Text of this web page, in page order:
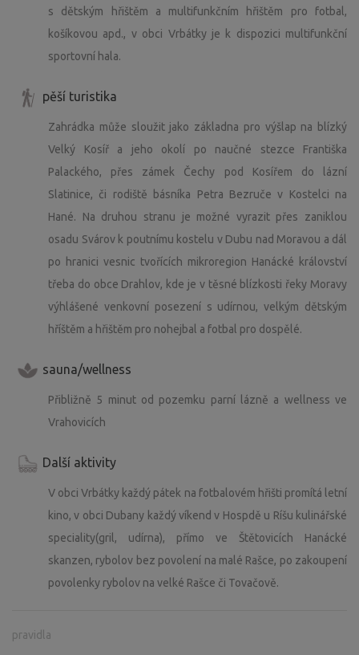
s dětským hřištěm a multifunkčním hřištěm pro fotbal,
košíkovou apd., v obci Vrbátky je k dispozici multifunkční
sportovní hala.
pěší turistika
Zahrádka může sloužit jako základna pro výšlap na blízký
Velký Kosíř a jeho okolí po naučné stezce Františka
Palackého, přes zámek Čechy pod Kosířem do lázní
Slatinice, či rodiště básníka Petra Bezruče v Kostelci na
Hané. Na druhou stranu je možné vyrazit přes zaniklou
osadu Svárov k poutnímu kostelu v Dubu nad Moravou a dál
po hranici vesnic tvořících mikroregion Hanácké království
třeba do obce Drahlov, kde je v těsné blízkosti řeky Moravy
výhlášené venkovní posezení s udírnou, velkým dětským
hříštěm a hřištěm pro nohejbal a fotbal pro dospělé.
sauna/wellness
Přibližně 5 minut od pozemku parní lázně a wellness ve
Vrahovicích
Další aktivity
V obci Vrbátky každý pátek na fotbalovém hřišti promítá letní
kino, v obci Dubany každý víkend v Hospdě u Ríšu kulinářské
speciality(gril, udírna), přímo ve Štětovicích Hanácké
skanzen, rybolov bez povolení na malé Rašce, po zakoupení
povolenky rybolov na velké Rašce či Tovačově.
pravidla